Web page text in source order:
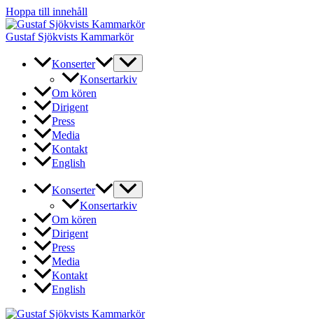
Hoppa till innehåll
Gustaf Sjökvists Kammarkör
Konserter
Konsertarkiv
Om kören
Dirigent
Press
Media
Kontakt
English
Konserter
Konsertarkiv
Om kören
Dirigent
Press
Media
Kontakt
English